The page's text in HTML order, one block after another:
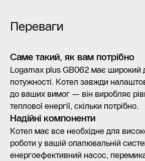
Переваги
Саме такий, як вам потрібно
Logamax plus GB062 має широкий
потужності. Котел завжди
до ваших вимог — він виробляє
теплової енергії, скільки потрібно.
Надійні компоненти
Котел має все необхідне для
роботи у вашій опалювальній
енергоефективний насос,